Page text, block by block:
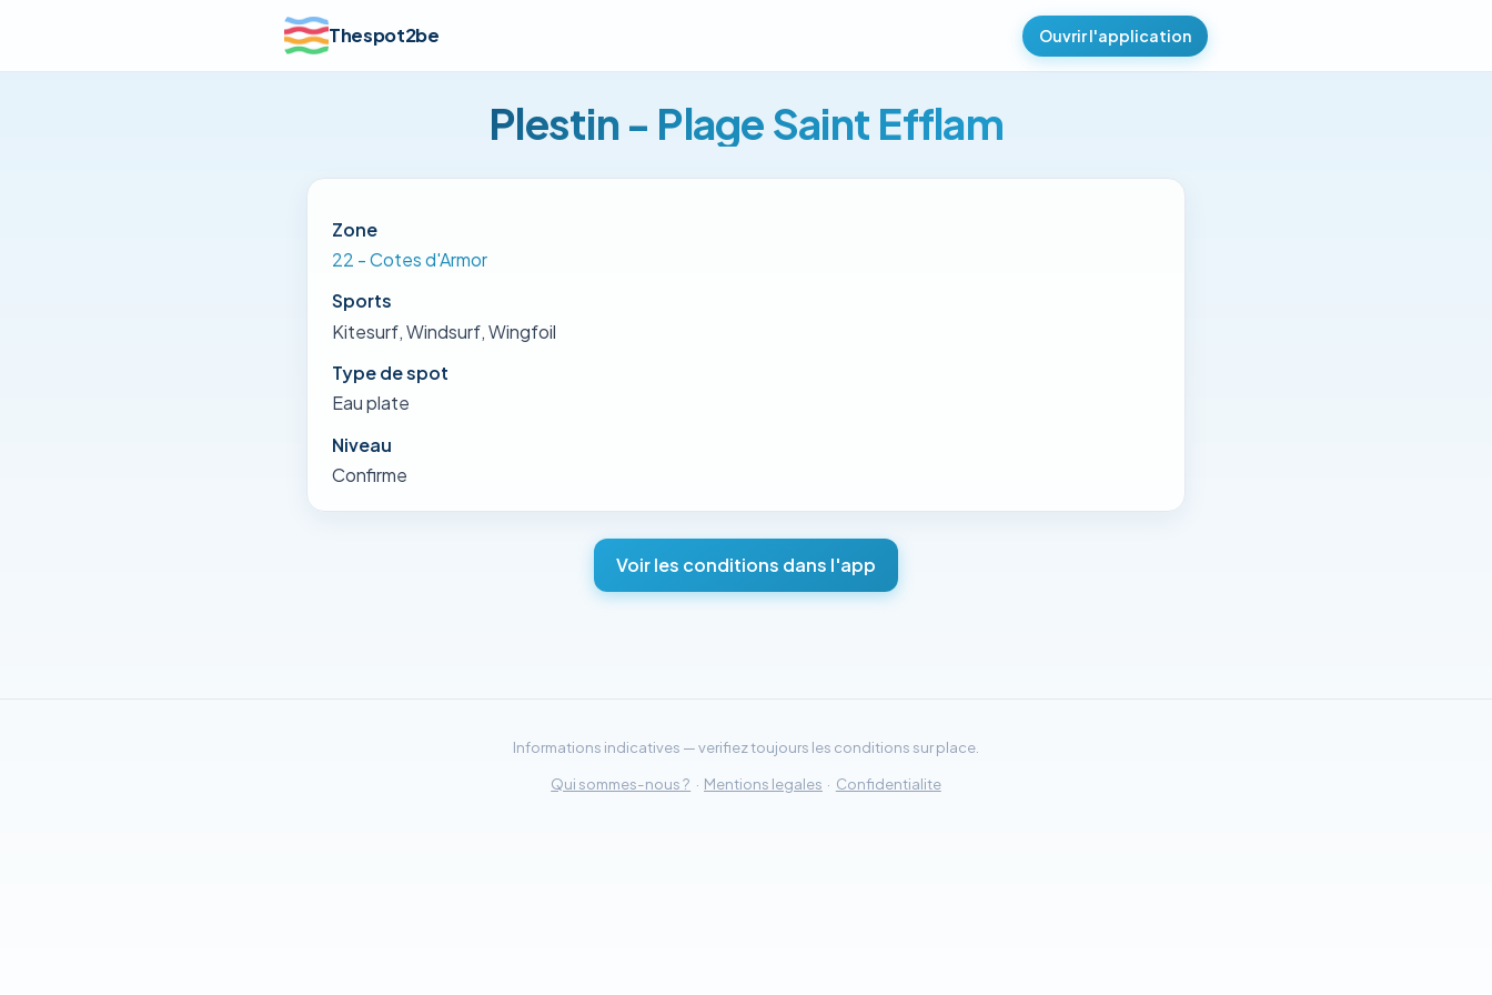
Thespot2be Ouvrir l'application
Plestin - Plage Saint Efflam
Zone
22 - Cotes d'Armor
Sports
Kitesurf, Windsurf, Wingfoil
Type de spot
Eau plate
Niveau
Confirme
Voir les conditions dans l'app
Informations indicatives — verifiez toujours les conditions sur place.
Qui sommes-nous ? · Mentions legales · Confidentialite